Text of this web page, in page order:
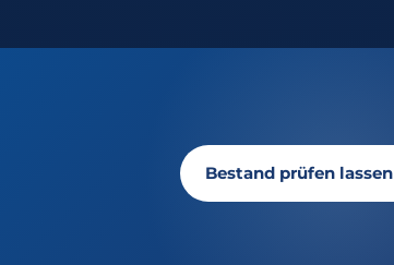
Bestand prüfen lassen